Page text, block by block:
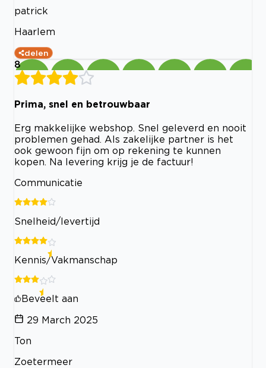
patrick
Haarlem
delen
8
Prima, snel en betrouwbaar
Erg makkelijke webshop. Snel geleverd en nooit
problemen gehad. Als zakelijke partner is het
ook gewoon fijn om op rekening te kunnen
kopen. Na levering krijg je de factuur!
Communicatie
Snelheid/levertijd
Kennis/Vakmanschap
Beveelt aan
29 March 2025
Ton
Zoetermeer